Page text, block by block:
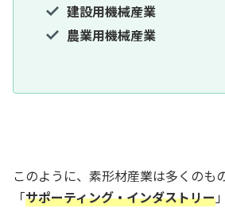
建設用機械産業
農業用機械産業
このように、素形材産業は多くのも
「サポーティング・インダストリー